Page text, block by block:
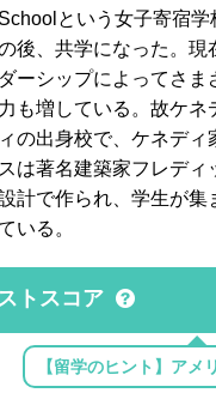
という女子寄宿学
後、共学になった。現
ーシップによってさま
も増している。故ケネ
の出身校で、ケネディ
は著名建築家フレディ
計で作られ、学生が集
いる。
トスコア
【留学のヒント】アメ